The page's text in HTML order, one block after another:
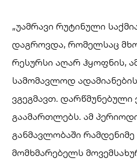
„უამრავი რუტინული
დაგროვდა, რომელსაც
რესურსი აღარ ჰყოფნის,
სამომავლოდ
ვგეგმავთ. დარწმუნებული
გაამართლებს. ამ
განმავლობაში
მომხმარებელს